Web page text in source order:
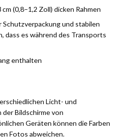
(0,8–1,2 Zoll) dicken Rahmen
und stabilen
dass es während des Transports
enthalten
Licht- und
Bildschirme von
Geräten können die Farben
Fotos abweichen.